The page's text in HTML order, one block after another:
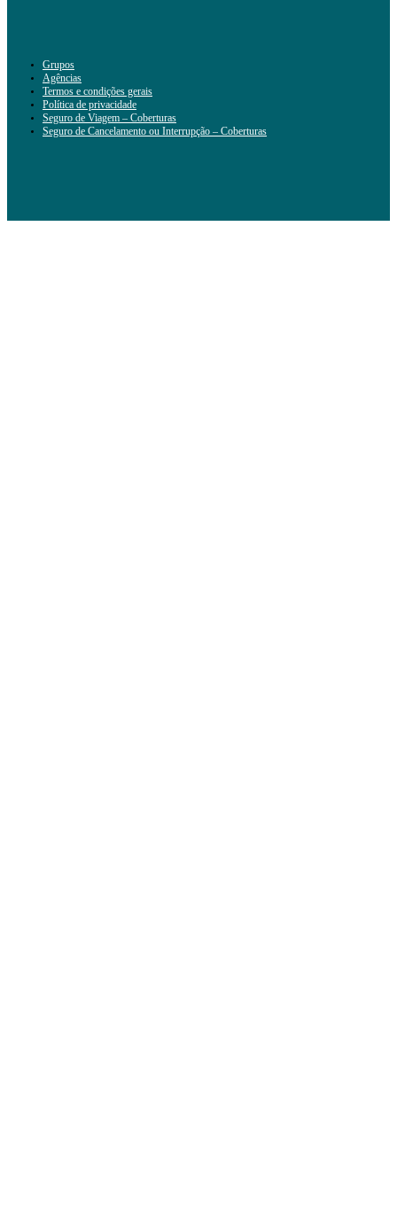
Grupos
Agências
Termos e condições gerais
Política de privacidade
Seguro de Viagem – Coberturas
Seguro de Cancelamento ou Interrupção – Coberturas